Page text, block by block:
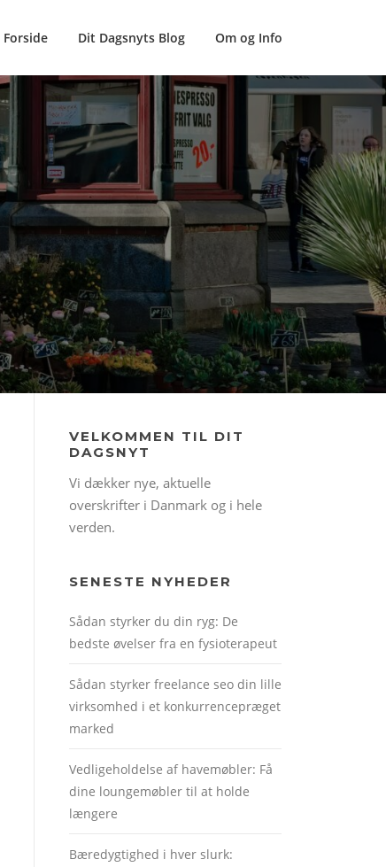
Forside Dit Dagsnyts Blog Om og Info
VELKOMMEN TIL DIT
DAGSNYT
Vi dækker nye, aktuelle
overskrifter i Danmark og i hele
verden.
SENESTE NYHEDER
Sådan styrker du din ryg: De
bedste øvelser fra en fysioterapeut
Sådan styrker freelance seo din lille
virksomhed i et konkurrencepræget
marked
Vedligeholdelse af havemøbler: Få
dine loungemøbler til at holde
længere
Bæredygtighed i hver slurk: